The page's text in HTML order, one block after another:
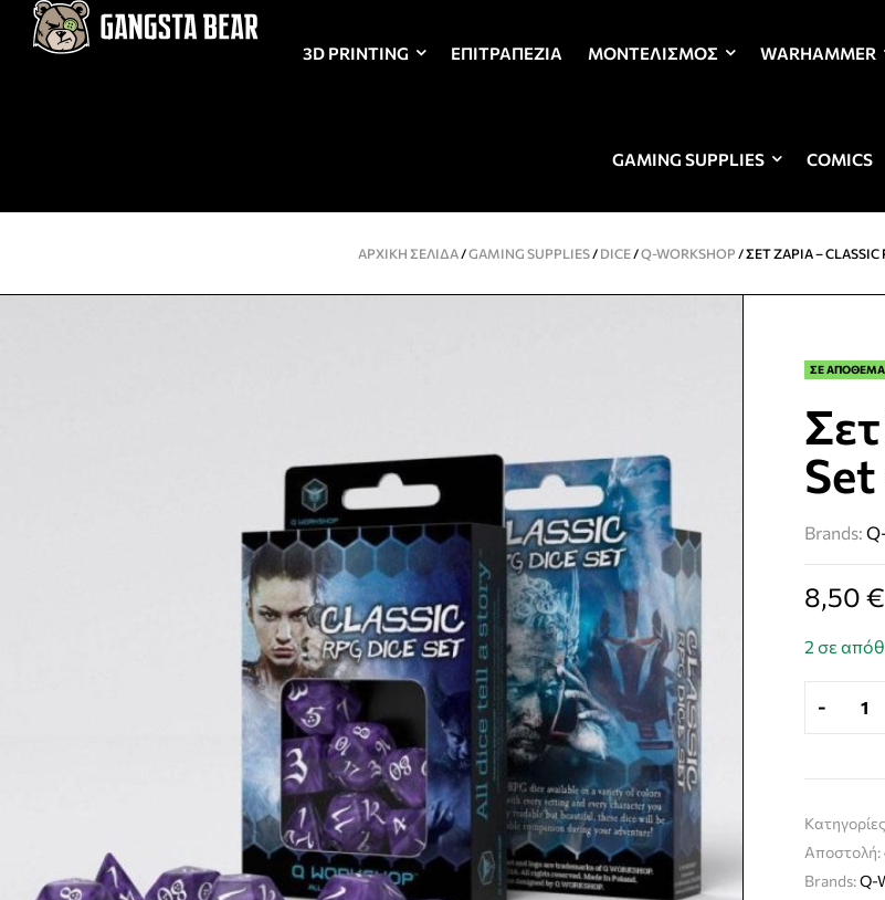
3D PRINTING ΕΠΙΤΡΑΠΈΖΙΑ ΜΟΝΤΕΛΙΣΜΌΣ WARHAMMER
GAMING SUPPLIES COMICS
ΑΡΧΙΚΉ ΣΕΛΊΔΑ/GAMING SUPPLIES/ DICE/Q-WORKSHOP / ΣΕΤ ΖΆΡΙΑ – CLASSIC
ΣΕ ΑΠΟΘΕΜΑ
Brands:
8,50 €
2 σε
-
Αποστολή:
Brands:Q-